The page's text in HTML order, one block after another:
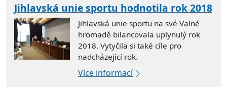
Jihlavská unie sportu hodnotila rok 2018
Jihlavská unie sportu na své Valné
hromadě bilancovala uplynulý rok
2018. Vytyčila si také cíle pro
nadcházející rok.
Více informací